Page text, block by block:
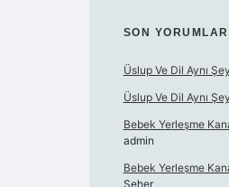
SON YORUMLAR
Üslup Ve Dil Aynı
Üslup Ve Dil Aynı
Bebek Yerleşme
admin
Bebek Yerleşme
Seher